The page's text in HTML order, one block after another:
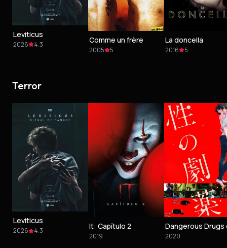
Leviticus
2026 4.3 Comme un frère
2005 5
La doncella
2016 5
Terror
Leviticus
2026 4.3 It: Capítulo 2
2019 2020